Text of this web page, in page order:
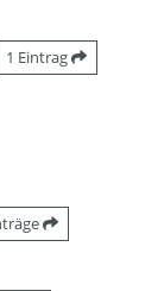
1 Eintrag